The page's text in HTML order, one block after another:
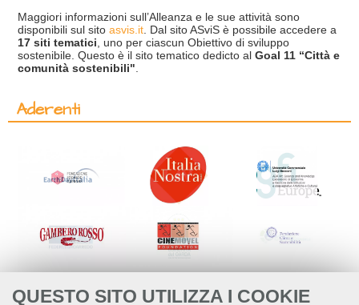
QUESTO SITO UTILIZZA I COOKIE
Maggiori informazioni sull’Alleanza e le sue attività sono
disponibili sul sito asvis.it . Dal sito ASviS è possibile accedere a
17 siti tematici , uno per ciascun Obiettivo di sviluppo
sostenibile. Questo è il sito tematico dedicto al Goal 11 “Città e
comunità sostenibili"
Aderenti